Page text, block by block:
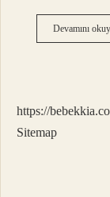
Devamını
https://
Sitemap